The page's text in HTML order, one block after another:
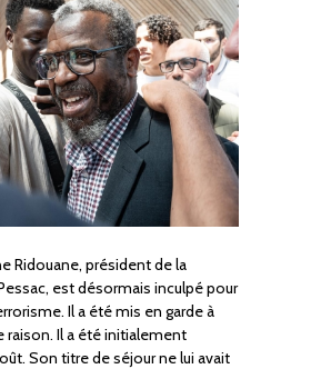
Ridouane, président de la
est désormais inculpé pour
Il a été mis en garde à
raison. Il a été initialement
Son titre de séjour ne lui avait